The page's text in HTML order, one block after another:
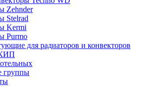
Zehnder
Stelrad
Kermi
Purmo
для радиаторов и конвекторов
группы